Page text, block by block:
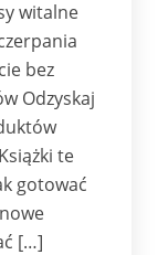
witalne
bez
Odzyskaj
te
gotować
[…]